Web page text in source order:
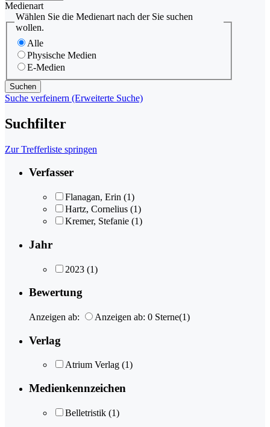
Medienart
Wählen Sie die Medienart nach der Sie suchen
wollen.
Alle
Physische Medien
E-Medien
Suche verfeinern (Erweiterte Suche)
Suchfilter
Zur Trefferliste springen
Verfasser
Flanagan, Erin (1)
Hartz, Cornelius (1)
Kremer, Stefanie (1)
Jahr
2023 (1)
Bewertung
Anzeigen ab: Anzeigen ab: 0 Sterne(1)
Verlag
Atrium Verlag (1)
Medienkennzeichen
Belletristik (1)